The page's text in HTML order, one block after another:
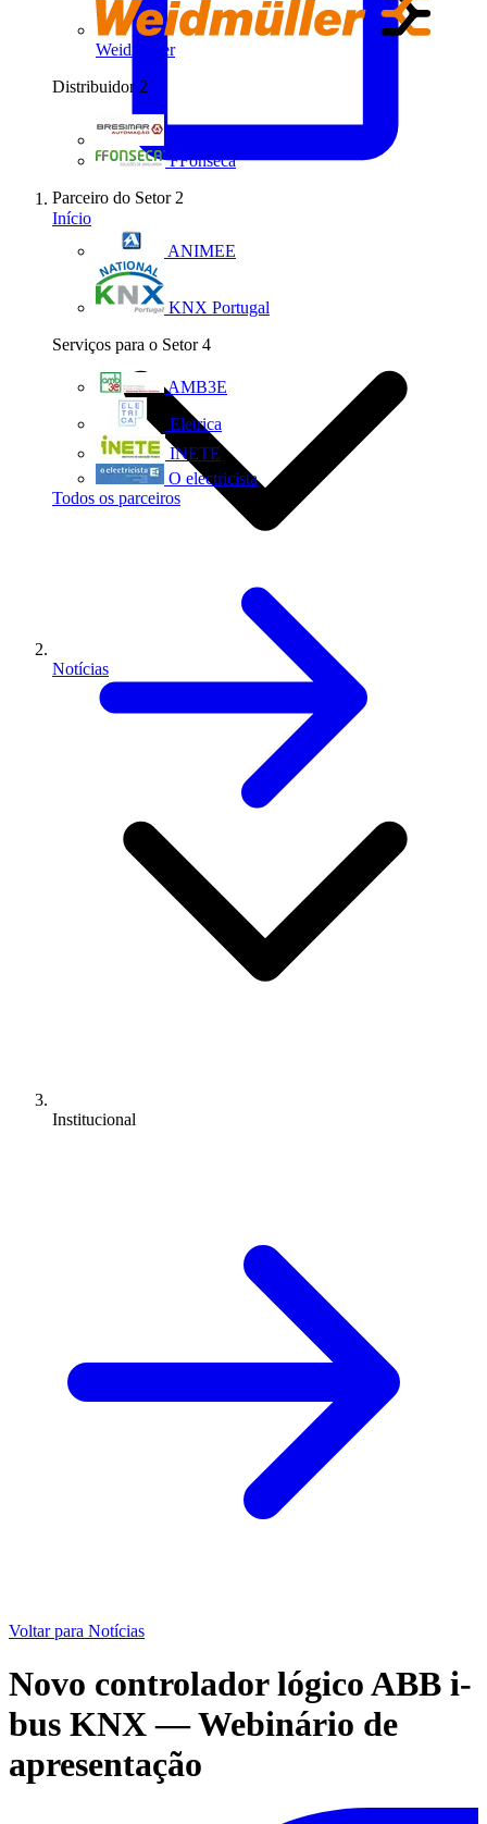
Weidmüller
Distribuidor 2
FFonseca
Parceiro do Setor 2
ANIMEE
KNX Portugal
Serviços para o Setor 4
AMB3E
Eletrica
INETE
O electricista
Todos os parceiros
Início
Notícias
Institucional
Voltar para Notícias
Novo controlador lógico ABB i-
bus KNX — Webinário de
apresentação